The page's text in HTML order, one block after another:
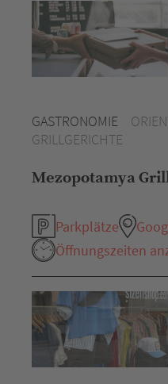
GASTRONOMIE
GRILLGERICHTE
Mezopotamya
Parkplätze
Öffnungszeiten